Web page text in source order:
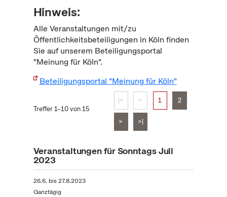
Hinweis:
Alle Veranstaltungen mit/zu
Öffentlichkeitsbeteiligungen in Köln finden
Sie auf unserem Beteiligungsportal
"Meinung für Köln".
Beteiligungsportal "Meinung für Köln"
Treffer 1–10 von 15
|< < 1 2
> >|
Veranstaltungen für Sonntags Juli
2023
26.6. bis27.8.2023
Ganztägig